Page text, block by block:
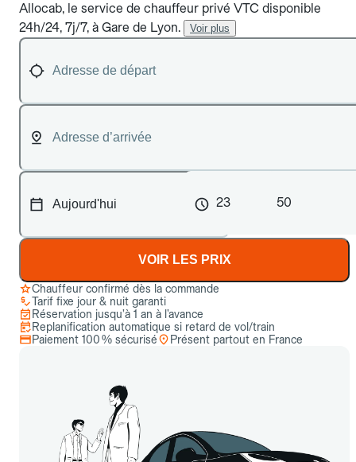
Allocab, le service de chauffeur privé VTC disponible
24h/24, 7j/7, à Gare de Lyon.
Voir plus
23 50
VOIR LES PRIX
Chauffeur confirmé dès la commande
Tarif fixe jour & nuit garanti
Réservation jusqu’à 1 an à l’avance
Replanification automatique si retard de vol/train
Paiement 100 % sécurisé
Présent partout en France